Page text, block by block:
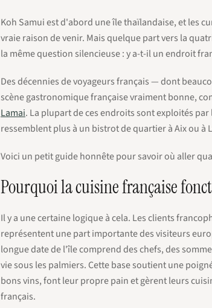
Koh Samui est d'abord une île thaïlandaise, et les
vraie raison de venir. Mais quelque part vers la
la même question silencieuse :y a-t-il un endroit
Des décennies de voyageurs français — dont
scène gastronomique française vraiment bonne,
Lamai. La plupart de ces endroits sont exploités
ressemblent plus à un bistrot de quartier à Aix ou
Voici un petit guide honnête pour savoir où aller
Pourquoi la cuisine française
Il y a une certaine logique à cela. Les clients
représentent une part importante des visiteurs
longue date de l'île comprend des chefs, des
vie sous les palmiers. Cette base soutient une
bons vins, font leur propre pain et gèrent leurs
français.